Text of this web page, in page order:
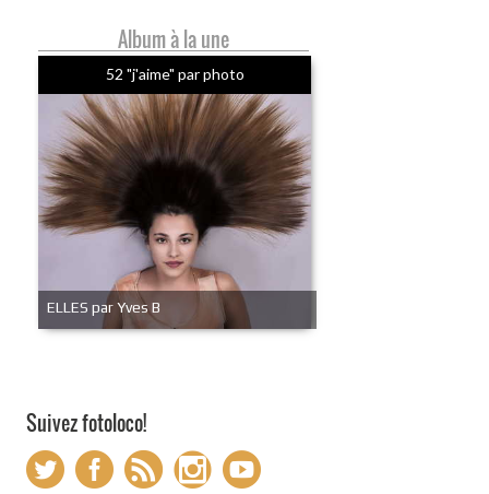
Album à la une
52 "j'aime" par photo
ELLES par Yves B
Suivez fotoloco!